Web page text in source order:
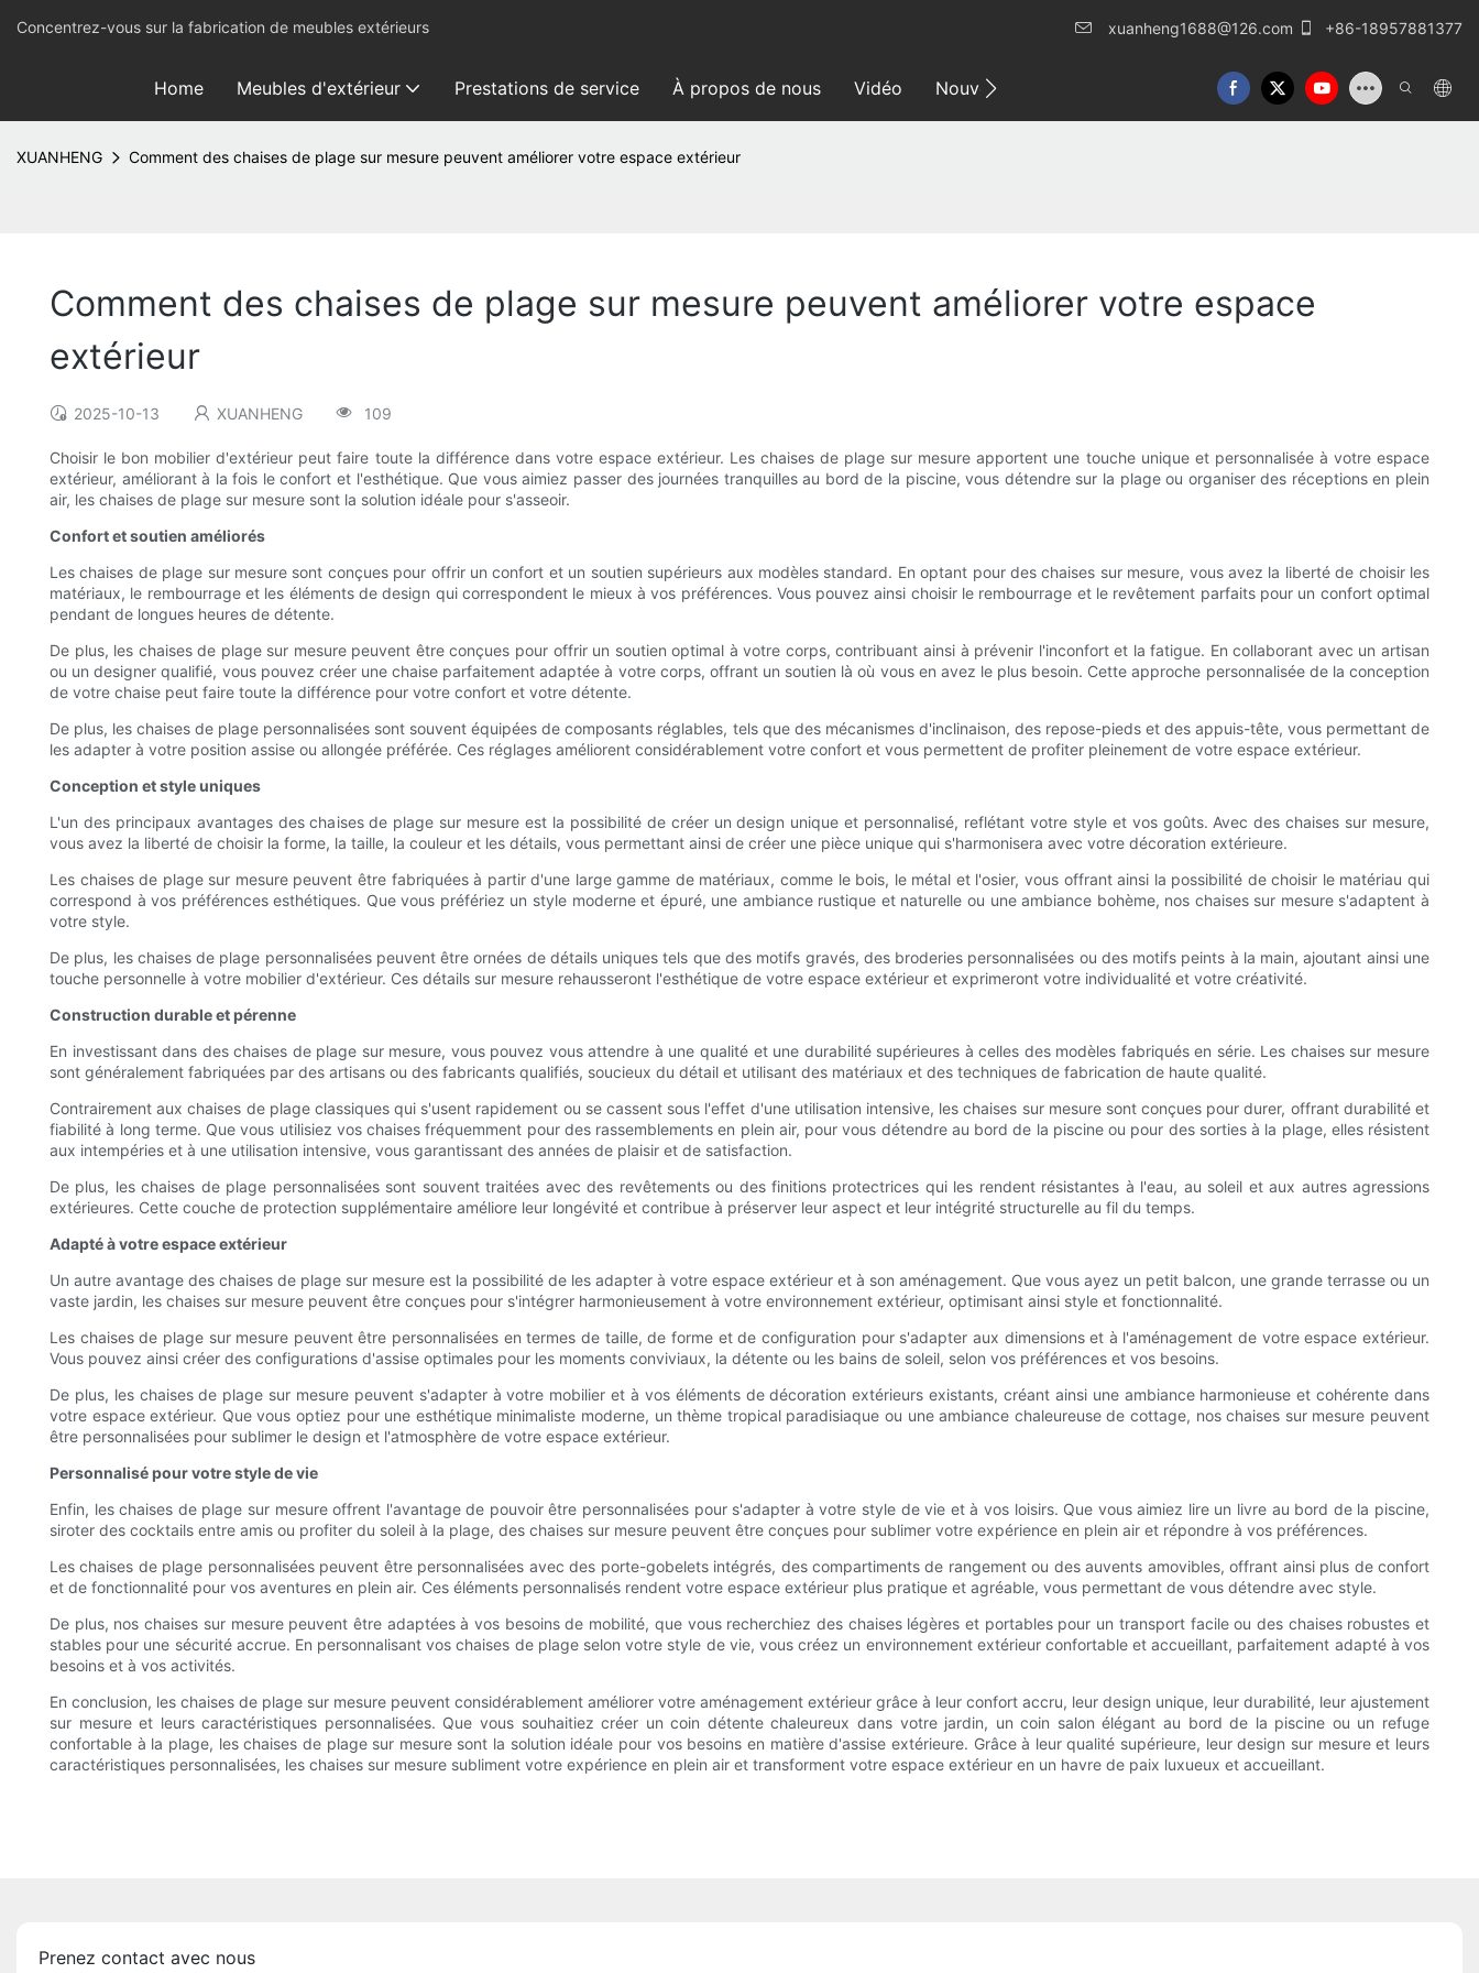
Concentrez-vous sur la fabrication de meubles extérieurs xuanheng1688@126.com +86-18957881377
Home Meubles d'extérieur Prestations de service À propos de nous Vidéo Nouvelles
XUANHENG Comment des chaises de plage sur mesure peuvent améliorer votre espace extérieur
Comment des chaises de plage sur mesure peuvent améliorer votre espace
extérieur
2025-10-13 XUANHENG 109
Choisir le bon mobilier d'extérieur peut faire toute la différence dans votre espace extérieur. Les chaises de plage sur mesure apportent une touche unique et personnalisée à votre espace
extérieur, améliorant à la fois le confort et l'esthétique. Que vous aimiez passer des journées tranquilles au bord de la piscine, vous détendre sur la plage ou organiser des réceptions en plein
air, les chaises de plage sur mesure sont la solution idéale pour s'asseoir.
Confort et soutien améliorés
Les chaises de plage sur mesure sont conçues pour offrir un confort et un soutien supérieurs aux modèles standard. En optant pour des chaises sur mesure, vous avez la liberté de choisir les
matériaux, le rembourrage et les éléments de design qui correspondent le mieux à vos préférences. Vous pouvez ainsi choisir le rembourrage et le revêtement parfaits pour un confort optimal
pendant de longues heures de détente.
De plus, les chaises de plage sur mesure peuvent être conçues pour offrir un soutien optimal à votre corps, contribuant ainsi à prévenir l'inconfort et la fatigue. En collaborant avec un artisan
ou un designer qualifié, vous pouvez créer une chaise parfaitement adaptée à votre corps, offrant un soutien là où vous en avez le plus besoin. Cette approche personnalisée de la conception
de votre chaise peut faire toute la différence pour votre confort et votre détente.
De plus, les chaises de plage personnalisées sont souvent équipées de composants réglables, tels que des mécanismes d'inclinaison, des repose-pieds et des appuis-tête, vous permettant de
les adapter à votre position assise ou allongée préférée. Ces réglages améliorent considérablement votre confort et vous permettent de profiter pleinement de votre espace extérieur.
Conception et style uniques
L'un des principaux avantages des chaises de plage sur mesure est la possibilité de créer un design unique et personnalisé, reflétant votre style et vos goûts. Avec des chaises sur mesure,
vous avez la liberté de choisir la forme, la taille, la couleur et les détails, vous permettant ainsi de créer une pièce unique qui s'harmonisera avec votre décoration extérieure.
Les chaises de plage sur mesure peuvent être fabriquées à partir d'une large gamme de matériaux, comme le bois, le métal et l'osier, vous offrant ainsi la possibilité de choisir le matériau qui
correspond à vos préférences esthétiques. Que vous préfériez un style moderne et épuré, une ambiance rustique et naturelle ou une ambiance bohème, nos chaises sur mesure s'adaptent à
votre style.
De plus, les chaises de plage personnalisées peuvent être ornées de détails uniques tels que des motifs gravés, des broderies personnalisées ou des motifs peints à la main, ajoutant ainsi une
touche personnelle à votre mobilier d'extérieur. Ces détails sur mesure rehausseront l'esthétique de votre espace extérieur et exprimeront votre individualité et votre créativité.
Construction durable et pérenne
En investissant dans des chaises de plage sur mesure, vous pouvez vous attendre à une qualité et une durabilité supérieures à celles des modèles fabriqués en série. Les chaises sur mesure
sont généralement fabriquées par des artisans ou des fabricants qualifiés, soucieux du détail et utilisant des matériaux et des techniques de fabrication de haute qualité.
Contrairement aux chaises de plage classiques qui s'usent rapidement ou se cassent sous l'effet d'une utilisation intensive, les chaises sur mesure sont conçues pour durer, offrant durabilité et
fiabilité à long terme. Que vous utilisiez vos chaises fréquemment pour des rassemblements en plein air, pour vous détendre au bord de la piscine ou pour des sorties à la plage, elles résistent
aux intempéries et à une utilisation intensive, vous garantissant des années de plaisir et de satisfaction.
De plus, les chaises de plage personnalisées sont souvent traitées avec des revêtements ou des finitions protectrices qui les rendent résistantes à l'eau, au soleil et aux autres agressions
extérieures. Cette couche de protection supplémentaire améliore leur longévité et contribue à préserver leur aspect et leur intégrité structurelle au fil du temps.
Adapté à votre espace extérieur
Un autre avantage des chaises de plage sur mesure est la possibilité de les adapter à votre espace extérieur et à son aménagement. Que vous ayez un petit balcon, une grande terrasse ou un
vaste jardin, les chaises sur mesure peuvent être conçues pour s'intégrer harmonieusement à votre environnement extérieur, optimisant ainsi style et fonctionnalité.
Les chaises de plage sur mesure peuvent être personnalisées en termes de taille, de forme et de configuration pour s'adapter aux dimensions et à l'aménagement de votre espace extérieur.
Vous pouvez ainsi créer des configurations d'assise optimales pour les moments conviviaux, la détente ou les bains de soleil, selon vos préférences et vos besoins.
De plus, les chaises de plage sur mesure peuvent s'adapter à votre mobilier et à vos éléments de décoration extérieurs existants, créant ainsi une ambiance harmonieuse et cohérente dans
votre espace extérieur. Que vous optiez pour une esthétique minimaliste moderne, un thème tropical paradisiaque ou une ambiance chaleureuse de cottage, nos chaises sur mesure peuvent
être personnalisées pour sublimer le design et l'atmosphère de votre espace extérieur.
Personnalisé pour votre style de vie
Enfin, les chaises de plage sur mesure offrent l'avantage de pouvoir être personnalisées pour s'adapter à votre style de vie et à vos loisirs. Que vous aimiez lire un livre au bord de la piscine,
siroter des cocktails entre amis ou profiter du soleil à la plage, des chaises sur mesure peuvent être conçues pour sublimer votre expérience en plein air et répondre à vos préférences.
Les chaises de plage personnalisées peuvent être personnalisées avec des porte-gobelets intégrés, des compartiments de rangement ou des auvents amovibles, offrant ainsi plus de confort
et de fonctionnalité pour vos aventures en plein air. Ces éléments personnalisés rendent votre espace extérieur plus pratique et agréable, vous permettant de vous détendre avec style.
De plus, nos chaises sur mesure peuvent être adaptées à vos besoins de mobilité, que vous recherchiez des chaises légères et portables pour un transport facile ou des chaises robustes et
stables pour une sécurité accrue. En personnalisant vos chaises de plage selon votre style de vie, vous créez un environnement extérieur confortable et accueillant, parfaitement adapté à vos
besoins et à vos activités.
En conclusion, les chaises de plage sur mesure peuvent considérablement améliorer votre aménagement extérieur grâce à leur confort accru, leur design unique, leur durabilité, leur ajustement
sur mesure et leurs caractéristiques personnalisées. Que vous souhaitiez créer un coin détente chaleureux dans votre jardin, un coin salon élégant au bord de la piscine ou un refuge
confortable à la plage, les chaises de plage sur mesure sont la solution idéale pour vos besoins en matière d'assise extérieure. Grâce à leur qualité supérieure, leur design sur mesure et leurs
caractéristiques personnalisées, les chaises sur mesure subliment votre expérience en plein air et transforment votre espace extérieur en un havre de paix luxueux et accueillant.
Prenez contact avec nous